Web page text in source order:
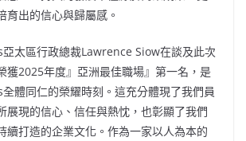
育出的信心與歸屬感。
亞太區行政總裁Lawrence Siow在談及此次
獲2025年度』亞洲最佳職場』第一名，是
全體同仁的榮耀時刻。這充分體現了我們員
展現的信心、信任與熱忱，也彰顯了我們
續打造的企業文化。作為一家以人為本的